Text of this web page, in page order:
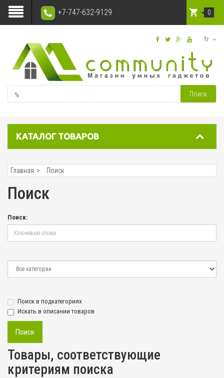
+7-747-632-9129
Тг
Поиск
0
КАТАЛОГ ТОВАРОВ
Главная Поиск
Поиск
Поиск:
Поиск в подкатегориях
Искать в описании товаров
Товары, соответствующие
критериям поиска